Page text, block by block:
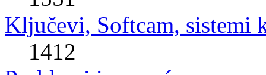
Ključevi, Softcam, sistemi
1412